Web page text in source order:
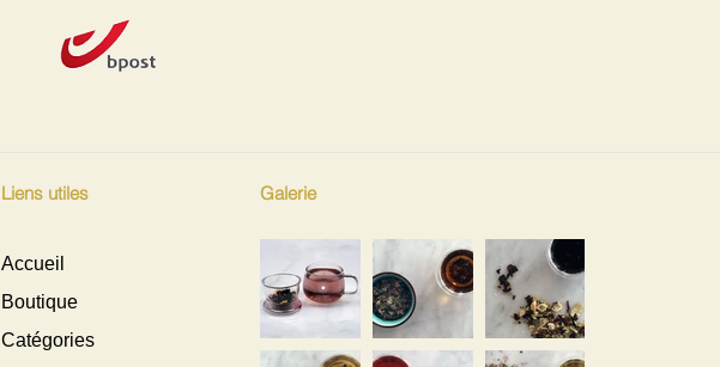
Liens utiles Galerie
Accueil
Boutique
Catégories